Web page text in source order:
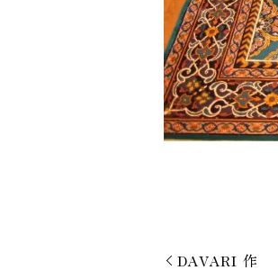
DAVARI 作